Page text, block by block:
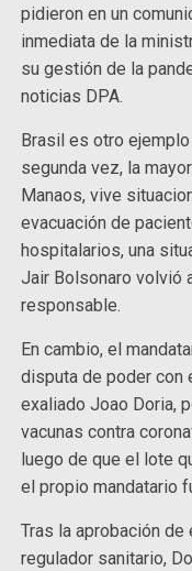
pidieron en un
inmediata de la
su gestión de la
noticias DPA.
Brasil es otro
segunda vez, la
Manaos, vive
evacuación de
hospitalarios, una
Jair Bolsonaro volvió
responsable.
En cambio, el
disputa de poder con
exaliado Joao Doria,
vacunas contra
luego de que el lote
el propio mandatario
Tras la aprobación
regulador sanitario,